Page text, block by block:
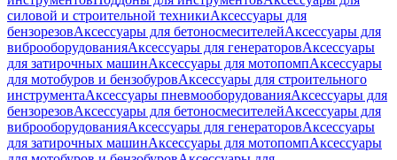
силовой и строительной техникиАксессуары для
бензорезовАксессуары для бетоносмесителейАксессуары для
виброоборудованияАксессуары для генераторовАксессуары
для затирочных машинАксессуары для мотопомпАксессуары
для мотобуров и бензобуровАксессуары для строительного
инструментаАксессуары пневмооборудованияАксессуары для
бензорезовАксессуары для бетоносмесителейАксессуары для
виброоборудованияАксессуары для генераторовАксессуары
для затирочных машинАксессуары для мотопомпАксессуары